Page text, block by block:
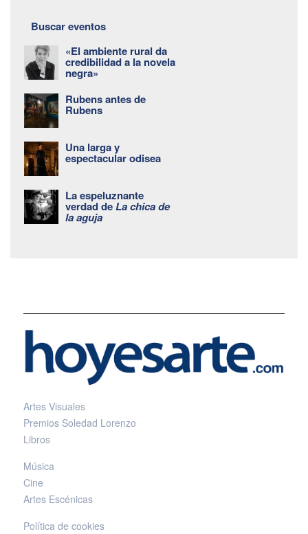
Buscar eventos
«El ambiente rural da
credibilidad a la novela
negra»
Rubens antes de
Rubens
Una larga y
espectacular odisea
La espeluznante
verdad deLa chica de
la aguja
Artes Visuales
Premios Soledad Lorenzo
Libros
Música
Cine
Artes Escénicas
Política de cookies